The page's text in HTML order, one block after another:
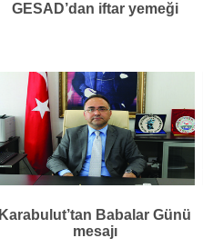
GESAD’dan iftar yemeği
Karabulut’tan Babalar Günü
mesajı